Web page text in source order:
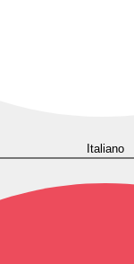
Italiano